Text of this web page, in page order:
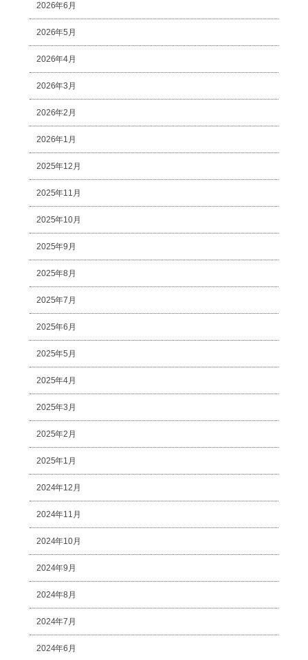
2026年6月
2026年5月
2026年4月
2026年3月
2026年2月
2026年1月
2025年12月
2025年11月
2025年10月
2025年9月
2025年8月
2025年7月
2025年6月
2025年5月
2025年4月
2025年3月
2025年2月
2025年1月
2024年12月
2024年11月
2024年10月
2024年9月
2024年8月
2024年7月
2024年6月